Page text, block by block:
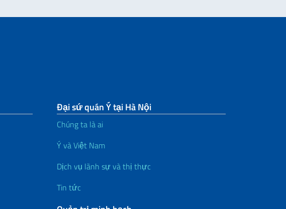
Đại sứ quán Ý tại Hà Nội
Chúng ta là ai
Ý và Việt Nam
Dịch vụ lãnh sự và thị thực
Tin tức